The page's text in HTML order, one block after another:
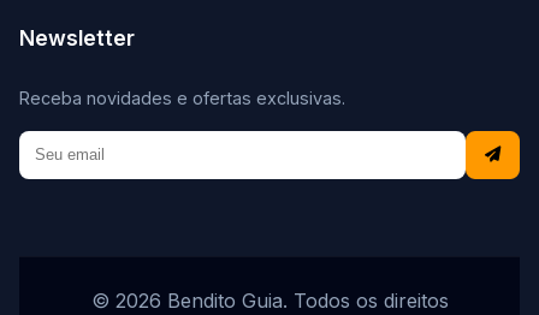
Newsletter
Receba novidades e ofertas exclusivas.
© 2026 Bendito Guia. Todos os direitos